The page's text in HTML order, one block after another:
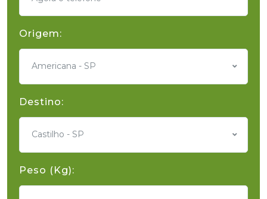
Origem:
Americana - SP
Destino:
Castilho - SP
Peso (Kg):